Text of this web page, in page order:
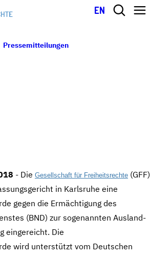
EN
Pressemitteilungen
- Die Gesellschaft für Freiheitsrechte (GFF)
in Karlsruhe eine
gegen die Ermächtigung des
(BND) zur sogenannten Ausland-
eingereicht. Die
wird unterstützt vom Deutschen